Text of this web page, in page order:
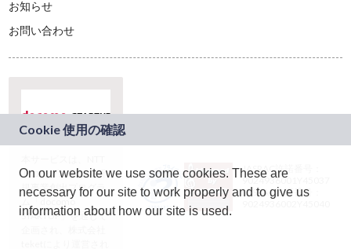
お知らせ
お問い合わせ
ドコモグループの新
規事業創出プログラ
ム「docomo
STARTUP」を通じて
JASRAC許諾番号：
9024936001Y45037
JASRAC許諾番号：
On our website we use some cookies. These are
necessary for our site to work properly and to give us
information about how our site is used.